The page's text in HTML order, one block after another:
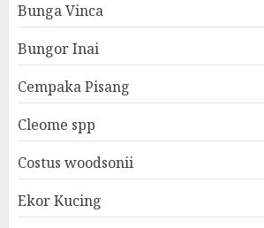
Bunga Vinca
Bungor Inai
Cempaka Pisang
Cleome spp
Costus woodsonii
Ekor Kucing